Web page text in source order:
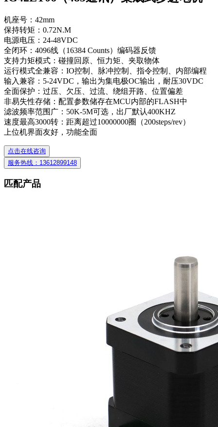
机座号：42mm
保持转矩：0.72N.M
电源电压：24-48VDC
全闭环：4096线（16384 Counts）编码器反馈
支持力矩模式：碰撞回原、恒力矩、夹取物体
运行模式全兼容：IO控制、脉冲控制、指令控制、内部编程
输入兼容：5-24VDC，输出为集电极OC输出，耐压30VDC
全面保护：过压、欠压、过流、绕组开路、位置偏差
非易失性存储：配置参数储存在MCU内部的FLASH中
滤波频率范围广：50K-5M可选，出厂默认400KHZ
速度最高3000转：距离超过10000000圈（200steps/rev）
上位机界面友好，功能全面
点击在线咨询
服务热线：13612899148
匹配产品